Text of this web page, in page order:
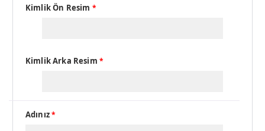
Kimlik Ön Resim *
Kimlik Arka Resim *
Adınız*